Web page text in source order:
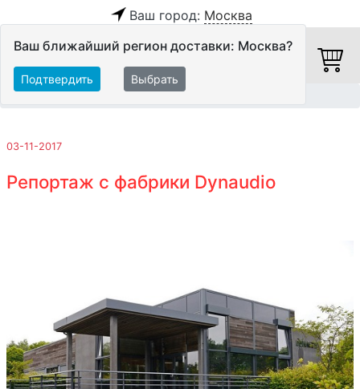
Ваш город: Москва
Ваш ближайший регион доставки: Москва?
Подтвердить Выбрать
03-11-2017
Репортаж с фабрики Dynaudio